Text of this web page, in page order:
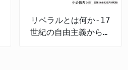
リベラルとは何か-17
世紀の自由主義から現